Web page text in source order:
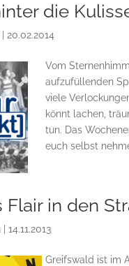
die
20.02.2014
Vom
aufzufüllenden
viele
könnt lachen,
tun. Das
euch selbst
Flair in den
|14.11.2013
Greifswald ist im